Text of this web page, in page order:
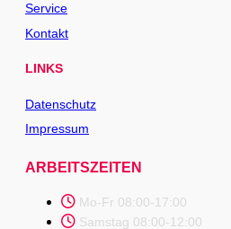
Service
Kontakt
LINKS
Datenschutz
Impressum
ARBEITSZEITEN
Mo-Fr 08:00-17:00
Samstag 08:00-12:00